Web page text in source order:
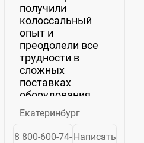
получили
колоссальный
опыт и
преодолели все
трудности в
сложных
поставках
оборудования,
связанных с
внешними
факторами.
Екатеринбург
8 800-600-74- Написать